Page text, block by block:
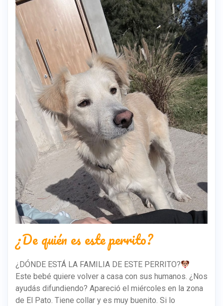
¿De quién es este perrito?
¿DÓNDE ESTÁ LA FAMILIA DE ESTE PERRITO?
Este bebé quiere volver a casa con sus humanos. ¿Nos
ayudás difundiendo? Apareció el miércoles en la zona
de El Pato. Tiene collar y es muy buenito. Si lo